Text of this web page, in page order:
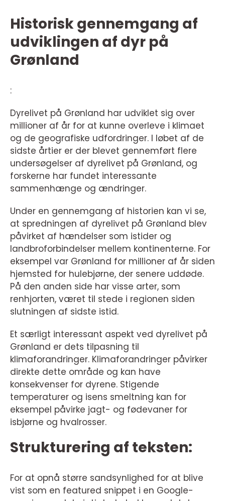
Historisk gennemgang af
udviklingen af dyr på
Grønland
:
Dyrelivet på Grønland har udviklet sig over
millioner af år for at kunne overleve i klimaet
og de geografiske udfordringer. I løbet af de
sidste årtier er der blevet gennemført flere
undersøgelser af dyrelivet på Grønland, og
forskerne har fundet interessante
sammenhænge og ændringer.
Under en gennemgang af historien kan vi se,
at spredningen af dyrelivet på Grønland blev
påvirket af hændelser som istider og
landbroforbindelser mellem kontinenterne. For
eksempel var Grønland for millioner af år siden
hjemsted for hulebjørne, der senere uddøde.
På den anden side har visse arter, som
renhjorten, været til stede i regionen siden
slutningen af sidste istid.
Et særligt interessant aspekt ved dyrelivet på
Grønland er dets tilpasning til
klimaforandringer. Klimaforandringer påvirker
direkte dette område og kan have
konsekvenser for dyrene. Stigende
temperaturer og isens smeltning kan for
eksempel påvirke jagt- og fødevaner for
isbjørne og hvalrosser.
Strukturering af teksten:
For at opnå større sandsynlighed for at blive
vist som en featured snippet i en Google-